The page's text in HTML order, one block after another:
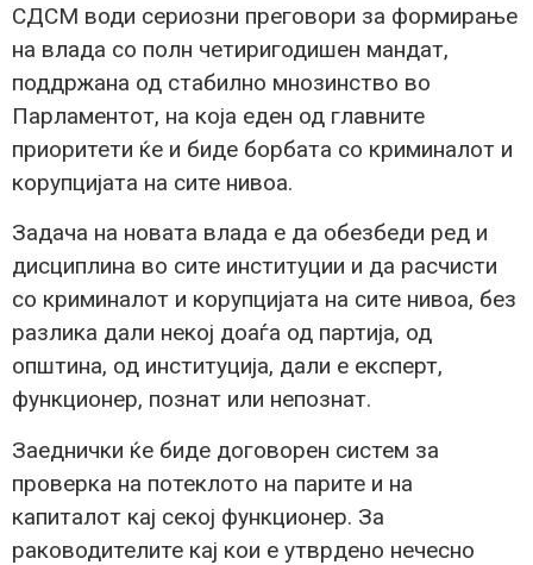
СДСМ води сериозни преговори за формирање
на влада со полн четиригодишен мандат,
поддржана од стабилно мнозинство во
Парламентот, на која еден од главните
приоритети ќе и биде борбата со криминалот и
корупцијата на сите нивоа.
Задача на новата влада е да обезбеди ред и
дисциплина во сите институции и да расчисти
со криминалот и корупцијата на сите нивоа, без
разлика дали некој доаѓа од партија, од
општина, од институција, дали е експерт,
функционер, познат или непознат.
Заеднички ќе биде договорен систем за
проверка на потеклото на парите и на
капиталот кај секој функционер. За
раководителите кај кои е утврдено нечесно